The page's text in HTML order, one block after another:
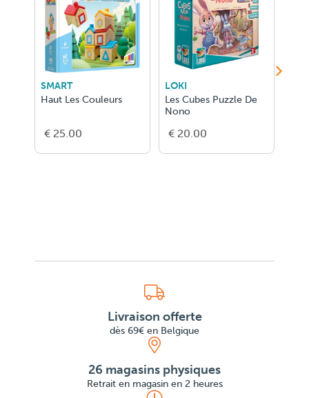
SMART
Haut Les Couleurs
€ 25.00
LOKI
Les Cubes Puzzle De
Nono
€ 20.00
Livraison offerte
dès 69€ en Belgique
26 magasins physiques
Retrait en magasin en 2 heures